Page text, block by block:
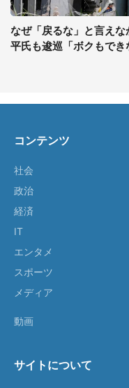
なぜ「戻るな」と言え
平氏も逡巡「ボクもでき
コンテンツ
社会
政治
経済
IT
エンタメ
スポーツ
メディア
動画
サイトについて